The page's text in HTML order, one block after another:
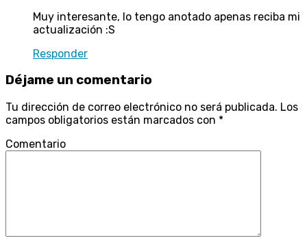
Muy interesante, lo tengo anotado apenas reciba mi
actualización :S
Responder
Déjame un comentario
Tu dirección de correo electrónico no será publicada. Los
campos obligatorios están marcados con *
Comentario